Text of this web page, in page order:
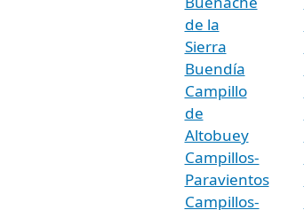
de la
Sierra
Buendía
Campillo
de
Altobuey
Campillos-
Paravientos
Campillos-